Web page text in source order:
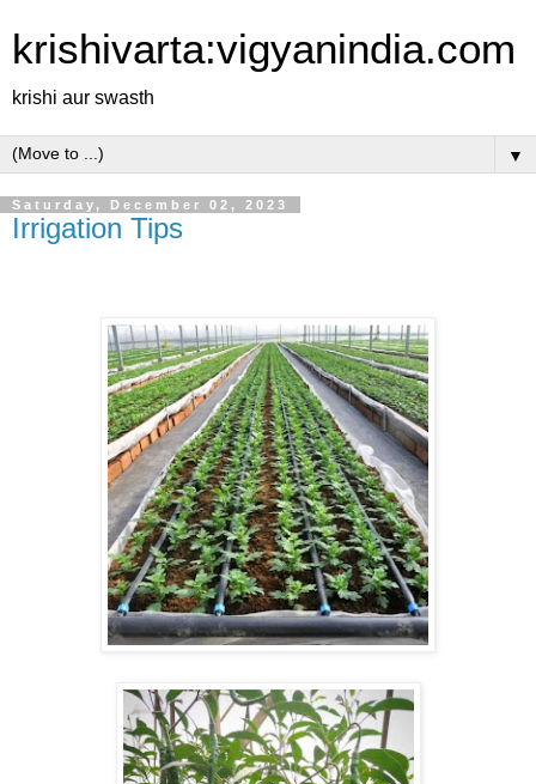
krishivarta:vigyanindia.com
krishi aur swasth
▼
Saturday, December 02, 2023
Irrigation Tips